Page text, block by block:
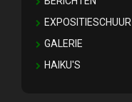
EXPOSITIESCHUUR
GALERIE
HAIKU'S